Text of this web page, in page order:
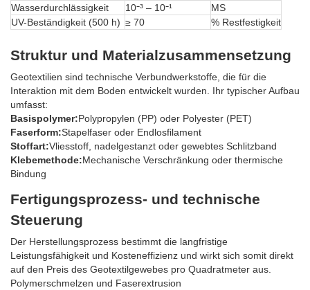
Wasserdurchlässigkeit
10⁻³ – 10⁻¹
MS
UV-Beständigkeit (500 h) ≥ 70 % Restfestigkeit
Struktur und Materialzusammensetzung
Geotextilien sind technische Verbundwerkstoffe, die für die
Interaktion mit dem Boden entwickelt wurden. Ihr typischer Aufbau
umfasst:
Basispolymer:Polypropylen (PP) oder Polyester (PET)
Faserform:Stapelfaser oder Endlosfilament
Stoffart:Vliesstoff, nadelgestanzt oder gewebtes Schlitzband
Klebemethode:Mechanische Verschränkung oder thermische
Bindung
Fertigungsprozess- und technische
Steuerung
Der Herstellungsprozess bestimmt die langfristige
Leistungsfähigkeit und Kosteneffizienz und wirkt sich somit direkt
auf den Preis des Geotextilgewebes pro Quadratmeter aus.
Polymerschmelzen und Faserextrusion